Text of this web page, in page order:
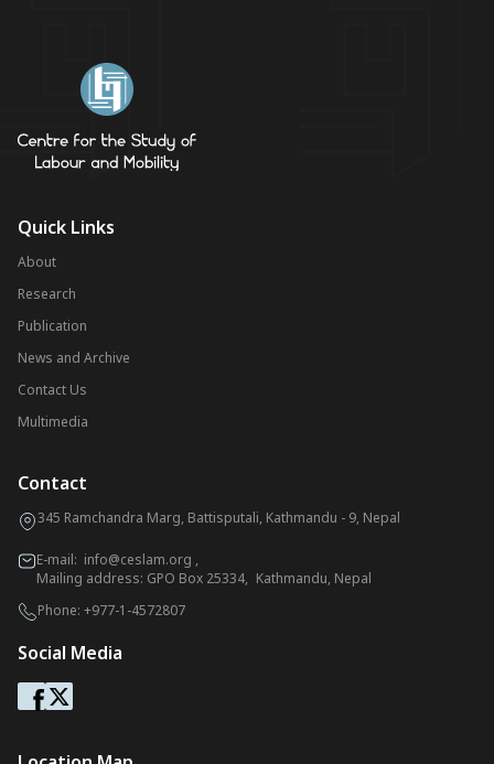
Quick Links
About
Research
Publication
News and Archive
Contact Us
Multimedia
Contact
345 Ramchandra Marg, Battisputali, Kathmandu - 9, Nepal
E-mail: info@ceslam.org ,
Mailing address: GPO Box 25334, Kathmandu, Nepal
Phone: +977-1-4572807
Social Media